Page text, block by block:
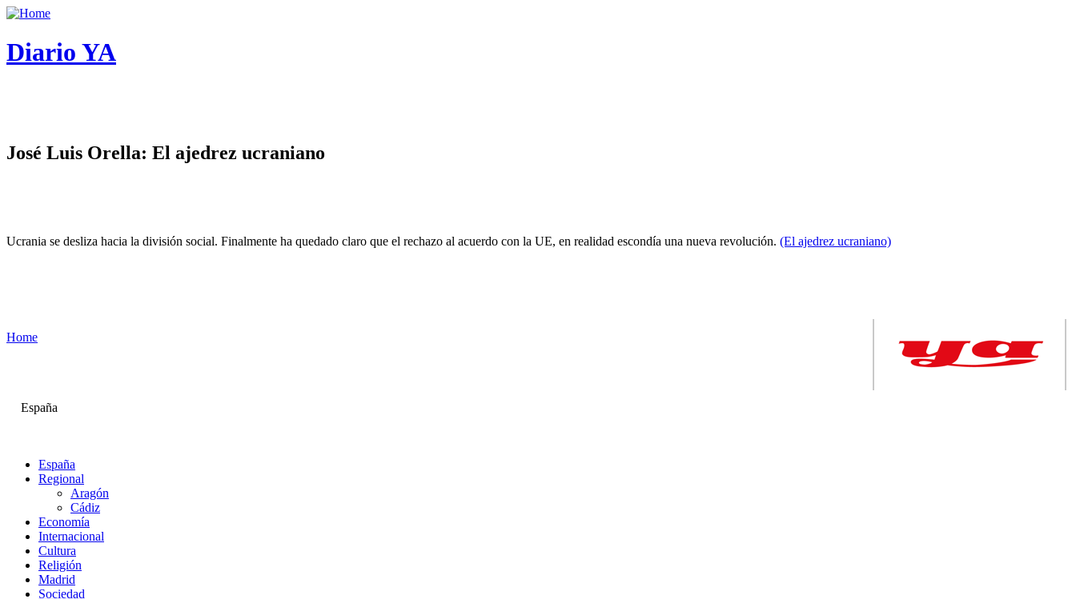
Diario YA
José Luis Orella: El ajedrez ucraniano
Ucrania se desliza hacia la división social. Finalmente ha quedado claro que el rechazo al acuerdo con la UE, en realidad escondía una nueva revolución. (El ajedrez ucraniano)
Home
España
España
Regional
Aragón
Cádiz
Economía
Internacional
Cultura
Religión
Madrid
Sociedad